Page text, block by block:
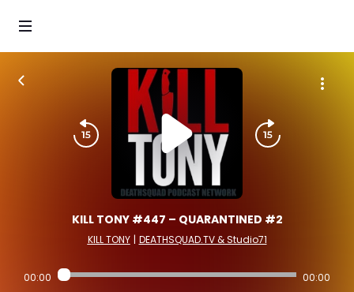
KILL TONY #447 – QUARANTINED #2
KILL TONY | DEATHSQUAD.TV & Studio71
00:00 00:00